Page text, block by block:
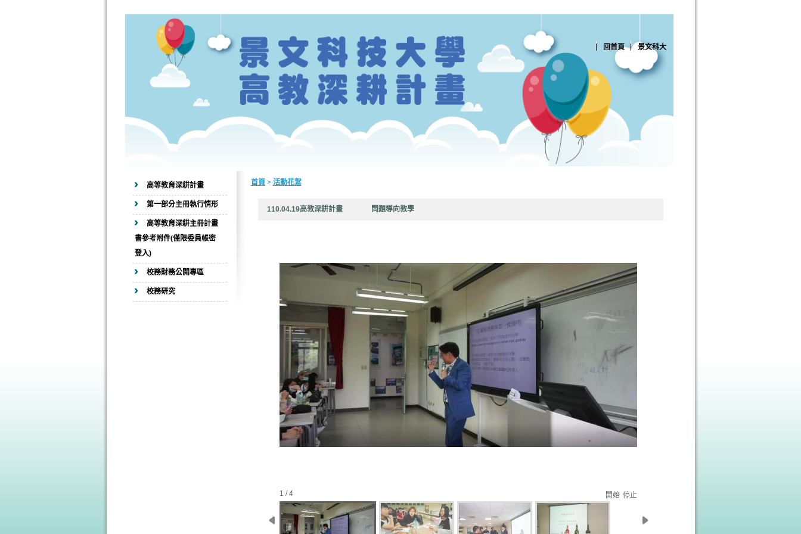
回首頁 景文科大
高等教育深耕計畫
第一部分主冊執行情形
高等教育深耕主冊計畫
書參考附件(僅限委員帳密
登入)
校務財務公開專區
校務研究
首頁 > 活動花絮
110.04.19高教深耕計畫 問題導向教學
1 / 4 開始 停止